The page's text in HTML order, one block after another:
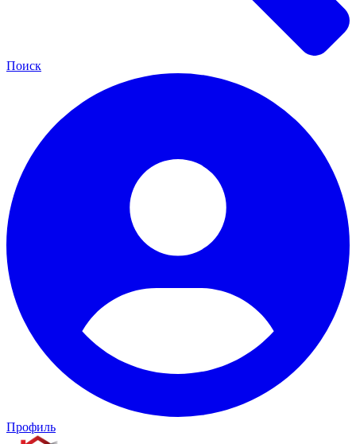
Поиск
Профиль